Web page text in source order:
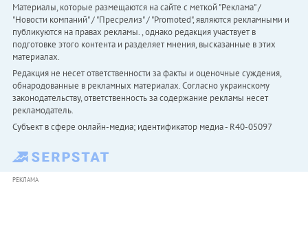
Материалы, которые размещаются на сайте с меткой "Реклама" /
"Новости компаний" / "Пресрелиз" / "Promoted", являются рекламными и
публикуются на правах рекламы. , однако редакция участвует в
подготовке этого контента и разделяет мнения, высказанные в этих
материалах.
Редакция не несет ответственности за факты и оценочные суждения,
обнародованные в рекламных материалах. Согласно украинскому
законодательству, ответственность за содержание рекламы несет
рекламодатель.
Субъект в сфере онлайн-медиа; идентификатор медиа - R40-05097
РЕКЛАМА